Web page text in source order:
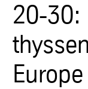
20-30: